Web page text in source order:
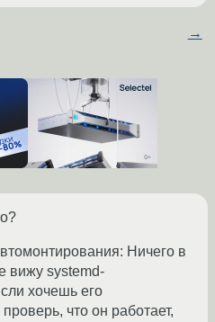
→
Ничего в
вижу systemd-
хочешь его
что он работает,